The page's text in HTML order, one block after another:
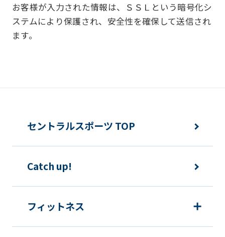
お客様からお預かりした個人情報は、以
下の目的で使用させて頂きます。また、
違法または不当な行為を助長し、または
ご利用上の諸連絡や利用状況の確認の
む）等、新商品・サービスの立案・開
発・実施のため
新商品・サービスやイベント情報を含
お客様が入力された情報は、ＳＳＬという暗号化シ
ステムにより保護され、安全性を確保して送信され
ます。
セントラルスポーツ TOP
Catch up!
フィットネス